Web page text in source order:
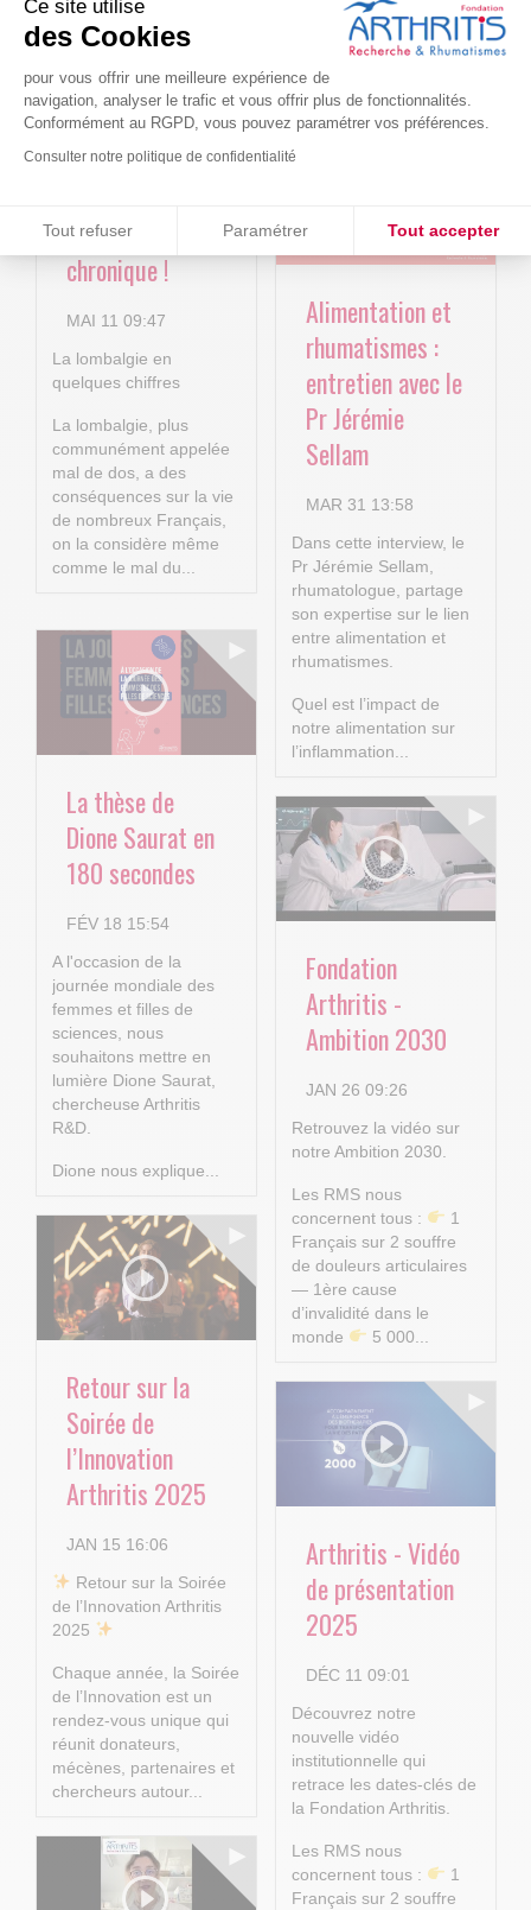
Ce site utilise
des Cookies
pour vous offrir une meilleure expérience de
navigation, analyser le trafic et vous offrir plus de fonctionnalités.
Conformément au RGPD, vous pouvez paramétrer vos préférences.
Consulter notre politique de confidentialité
Tout refuser Paramétrer Tout accepter
Axeptio consent
Plateforme de Gestion du Consentement : Personnalisez vos
Notre plateforme vous permet d'adapter et de gérer vos
Le projet BACK-
4P : Les
nouvelles
technologies
numériques au
lombalgie
chronique !
MAI 11 09:47
La lombalgie en
quelques chiffres
La lombalgie, plus
communément appelée
mal de dos, a des
conséquences sur la vie
de nombreux Français,
on la considère même
comme le mal du...
Arthritis4Cure -
Cure-RA
AVR 22 15:01
Alimentation et
rhumatismes :
entretien avec le
Pr Jérémie
Sellam
MAR 31 13:58
Dans cette interview, le
Pr Jérémie Sellam,
rhumatologue, partage
son expertise sur le lien
entre alimentation et
rhumatismes.
Quel est l’impact de
notre alimentation sur
l’inflammation...
La thèse de
Dione Saurat en
180 secondes
FÉV 18 15:54
A l'occasion de la
journée mondiale des
femmes et filles de
sciences, nous
souhaitons mettre en
lumière Dione Saurat,
chercheuse Arthritis
R&D.
Dione nous explique...
Fondation
Arthritis -
Ambition 2030
JAN 26 09:26
Retrouvez la vidéo sur
notre Ambition 2030.
Les RMS nous
concernent tous :
1
Français sur 2 souffre
de douleurs articulaires
— 1ère cause
d’invalidité dans le
monde
5 000...
Retour sur la
Soirée de
l’Innovation
Arthritis 2025
JAN 15 16:06
​ Retour sur la Soirée
de l’Innovation Arthritis
2025
Chaque année, la Soirée
de l’Innovation est un
rendez-vous unique qui
réunit donateurs,
mécènes, partenaires et
chercheurs autour...
Arthritis - Vidéo
de présentation
2025
DÉC 11 09:01
Découvrez notre
nouvelle vidéo
institutionnelle qui
retrace les dates-clés de
la Fondation Arthritis.
Les RMS nous
concernent tous :
1
Français sur 2 souffre